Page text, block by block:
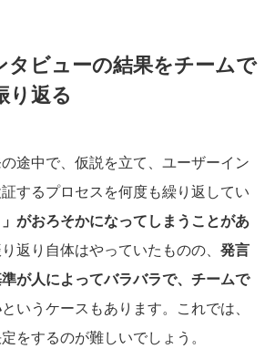
タビューの結果をチームで
り返る
途中で、仮説を立て、ユーザーイン
するプロセスを何度も繰り返してい
」がおろそかになってしまうことがあ
返り自体はやっていたものの、 発言
が人によってバラバラで、チームで
というケースもあります。これでは、
をするのが難しいでしょう。